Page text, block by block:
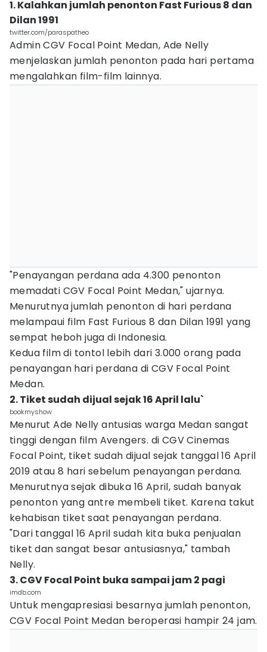
1. Kalahkan jumlah penonton Fast Furious 8 dan
Dilan 1991
twitter.com/paraspatheo
Admin CGV Focal Point Medan, Ade Nelly
menjelaskan jumlah penonton pada hari pertama
mengalahkan film-film lainnya.
"Penayangan perdana ada 4.300 penonton
memadati CGV Focal Point Medan," ujarnya.
Menurutnya jumlah penonton di hari perdana
melampaui film Fast Furious 8 dan Dilan 1991 yang
sempat heboh juga di Indonesia.
Kedua film di tontol lebih dari 3.000 orang pada
penayangan hari perdana di CGV Focal Point
Medan.
2. Tiket sudah dijual sejak 16 April lalu`
bookmyshow
Menurut Ade Nelly antusias warga Medan sangat
tinggi dengan film Avengers. di CGV Cinemas
Focal Point, tiket sudah dijual sejak tanggal 16 April
2019 atau 8 hari sebelum penayangan perdana.
Menurutnya sejak dibuka 16 April, sudah banyak
penonton yang antre membeli tiket. Karena takut
kehabisan tiket saat penayangan perdana.
"Dari tanggal 16 April sudah kita buka penjualan
tiket dan sangat besar antusiasnya," tambah
Nelly.
3. CGV Focal Point buka sampai jam 2 pagi
imdb.com
Untuk mengapresiasi besarnya jumlah penonton,
CGV Focal Point Medan beroperasi hampir 24 jam.